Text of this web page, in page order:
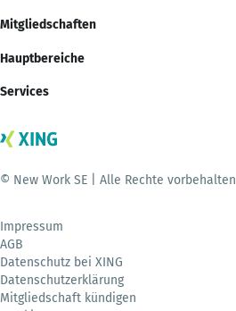
Mitgliedschaften
Hauptbereiche
Services
© New Work SE | Alle Rechte vorbehalten
Impressum
AGB
Datenschutz bei XING
Datenschutzerklärung
Mitgliedschaft kündigen